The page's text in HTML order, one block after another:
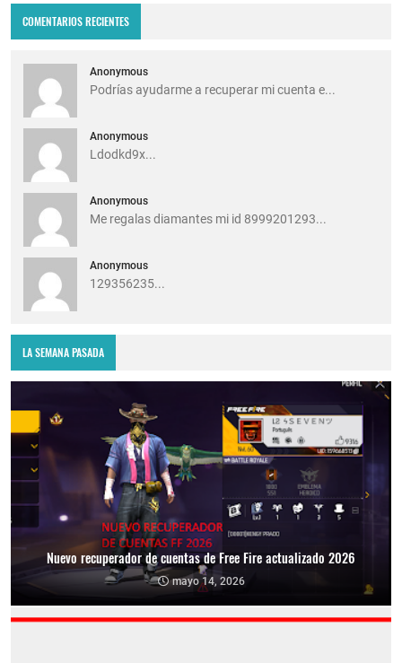
COMENTARIOS RECIENTES
Anonymous
Podrías ayudarme a recuperar mi cuenta e...
Anonymous
Ldodkd9x...
Anonymous
Me regalas diamantes mi id 8999201293...
Anonymous
129356235...
LA SEMANA PASADA
Nuevo recuperador de cuentas de Free Fire actualizado 2026
mayo 14, 2026